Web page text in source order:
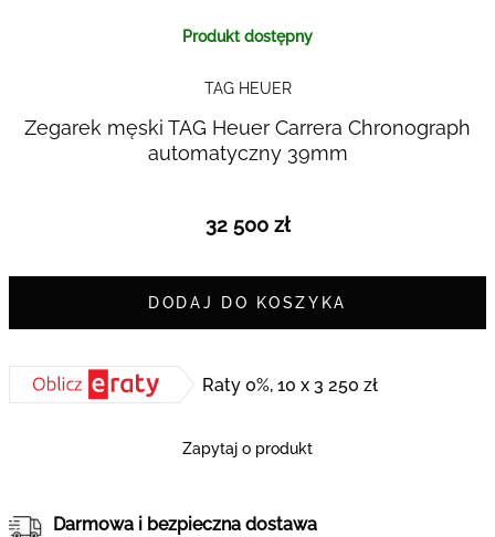
Produkt dostępny
TAG HEUER
Zegarek męski TAG Heuer Carrera Chronograph
automatyczny 39mm
gallery
32 500 zł
DODAJ DO KOSZYKA
Raty 0%, 10 x 3 250 zł
Zapytaj o produkt
Darmowa i bezpieczna dostawa